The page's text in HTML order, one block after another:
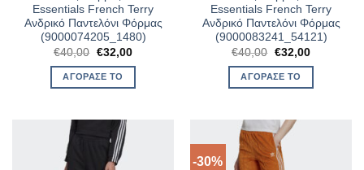
Essentials French Terry
Ανδρικό Παντελόνι Φόρμας
(9000074205_1480)
€40,00 Original
price
was:
€40,00.
€32,00Η
ΑΓΌΡΑΣΈ ΤΟ
Essentials French Terry
Ανδρικό Παντελόνι Φόρμας
(9000083241_54121)
€40,00 Original
price
was:
€40,00.
€32,00Η
ΑΓΌΡΑΣΈ ΤΟ
-30%